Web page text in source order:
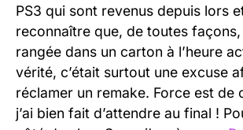
PS3 qui sont revenus depuis lors
reconnaître que, de toutes façons,
rangée dans un carton à l’heure
vérité, c’était surtout une excuse
réclamer un remake. Force est de
j’ai bien fait d’attendre au final !